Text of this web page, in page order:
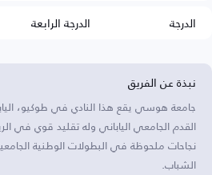
الدرجة
الدرجة الرابعة
نبذة عن الفريق
جامعة هوسي يقع هذا النادي في طوكيو،
القدم الجامعي الياباني وله تقليد قوي في
نجاحات ملحوظة في البطولات الوطنية
الشباب.